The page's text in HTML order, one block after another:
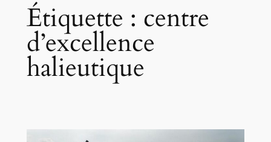
Étiquette : centre
d’excellence
halieutique